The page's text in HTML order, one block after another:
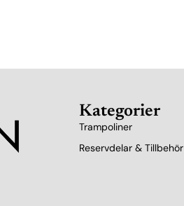
Kategorier
Trampoliner
Reservdelar & Tillbehör